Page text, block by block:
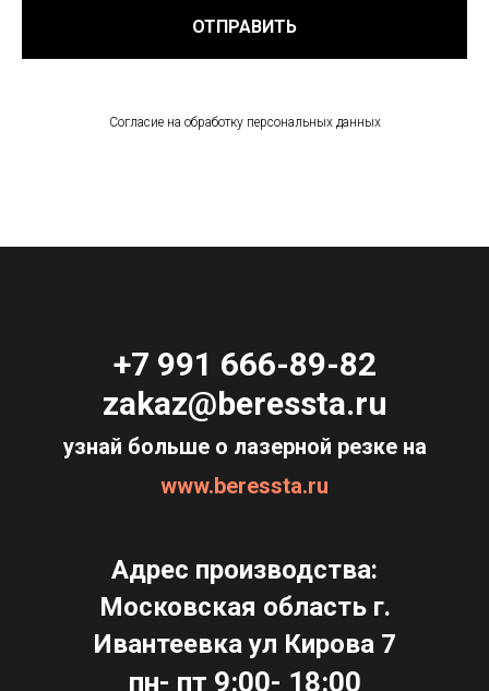
ОТПРАВИТЬ
Согласие на обработку персональных данных
+7 991 666-89-82
zakaz@beressta.ru
узнай больше о лазерной резке на
www.beressta.ru
Адрес производства:
Московская область г.
Ивантеевка ул Кирова 7
пн- пт 9:00- 18:00